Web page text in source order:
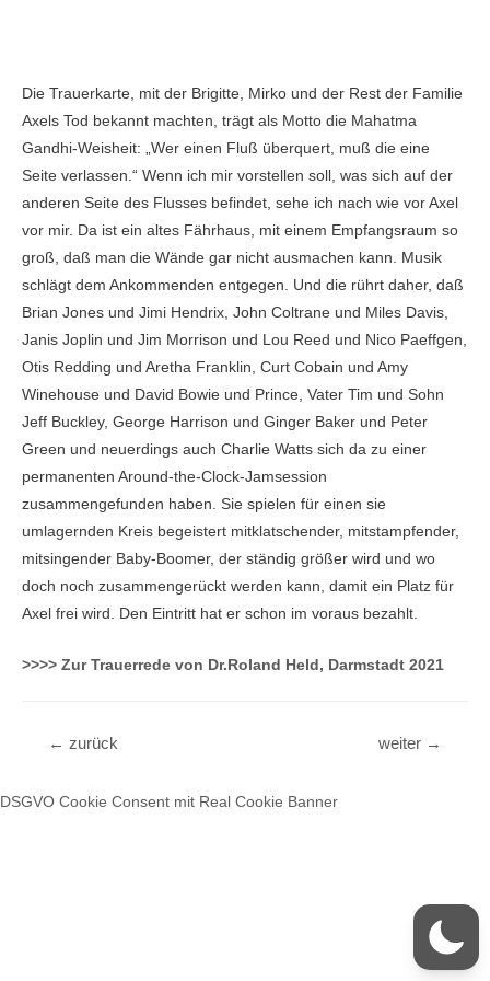
Die Trauerkarte, mit der Brigitte, Mirko und der Rest der Familie
Axels Tod bekannt machten, trägt als Motto die Mahatma
Gandhi-Weisheit: „Wer einen Fluß überquert, muß die eine
Seite verlassen.“ Wenn ich mir vorstellen soll, was sich auf der
anderen Seite des Flusses befindet, sehe ich nach wie vor Axel
vor mir. Da ist ein altes Fährhaus, mit einem Empfangsraum so
groß, daß man die Wände gar nicht ausmachen kann. Musik
schlägt dem Ankommenden entgegen. Und die rührt daher, daß
Brian Jones und Jimi Hendrix, John Coltrane und Miles Davis,
Janis Joplin und Jim Morrison und Lou Reed und Nico Paeffgen,
Otis Redding und Aretha Franklin, Curt Cobain und Amy
Winehouse und David Bowie und Prince, Vater Tim und Sohn
Jeff Buckley, George Harrison und Ginger Baker und Peter
Green und neuerdings auch Charlie Watts sich da zu einer
permanenten Around-the-Clock-Jamsession
zusammengefunden haben. Sie spielen für einen sie
umlagernden Kreis begeistert mitklatschender, mitstampfender,
mitsingender Baby-Boomer, der ständig größer wird und wo
doch noch zusammengerückt werden kann, damit ein Platz für
Axel frei wird. Den Eintritt hat er schon im voraus bezahlt.
>>>> Zur Trauerrede von Dr.Roland Held, Darmstadt 2021
Beitragsnavigation
← zurück weiter →
DSGVO Cookie Consent mit Real Cookie Banner